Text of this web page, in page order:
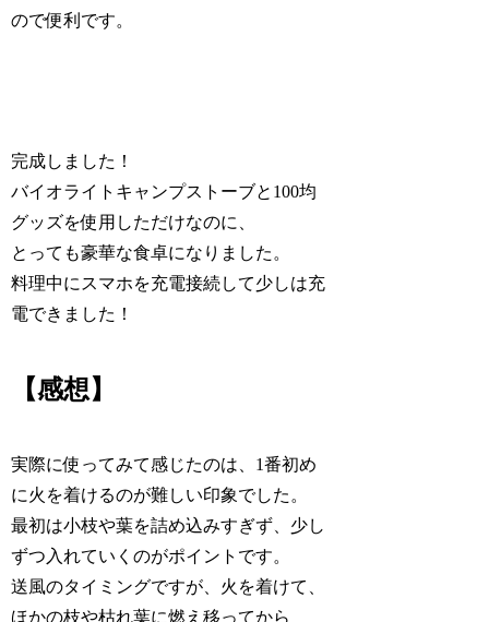
ので便利です。
完成しました！
バイオライトキャンプストーブと100均
グッズを使用しただけなのに、
とっても豪華な食卓になりました。
料理中にスマホを充電接続して少しは充
電できました！
【感想】
実際に使ってみて感じたのは、1番初め
に火を着けるのが難しい印象でした。
最初は小枝や葉を詰め込みすぎず、少し
ずつ入れていくのがポイントです。
送風のタイミングですが、火を着けて、
ほかの枝や枯れ葉に燃え移ってから